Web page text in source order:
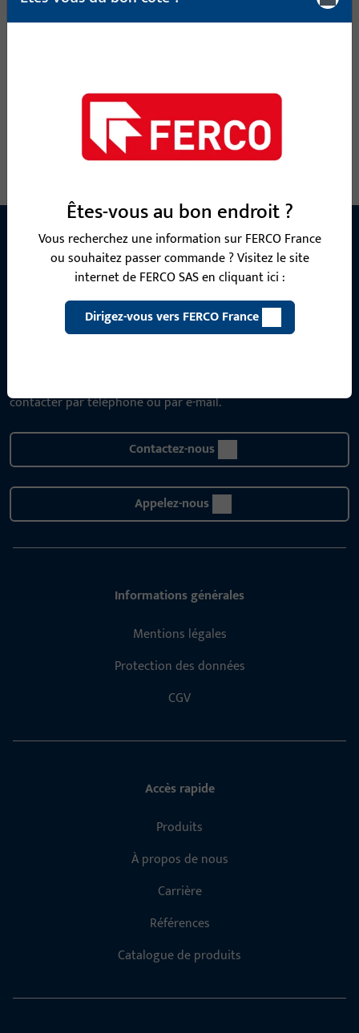
Rejet d'eau, largeur totale 38,3 mm, hauteur / profondeur
totale 17 mm, longueur totale 2 400 mm
Nous sommes à votre disposition !
contacter par téléphone ou par e-mail.
Contactez-nous
Appelez-nous
Êtes-vous au bon endroit ?
Vous recherchez une information sur FERCO France
ou souhaitez passer commande ? Visitez le site
internet de FERCO SAS en cliquant ici :
Dirigez-vous vers FERCO France
Informations générales
Mentions légales
Protection des données
CGV
Accès rapide
Produits
À propos de nous
Carrière
Références
Catalogue de produits